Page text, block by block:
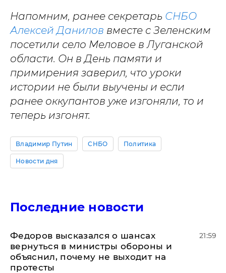
Напомним, ранее секретарь СНБО
Алексей Данилов вместе с Зеленским
посетили село Меловое в Луганской
области. Он в День памяти и
примирения заверил, что уроки
истории не были выучены и если
ранее оккупантов уже изгоняли, то и
теперь изгонят.
Владимир Путин СНБО Политика
Новости дня
Последние новости
Федоров высказался о шансах
вернуться в министры обороны и
объяснил, почему не выходит на
протесты
21:59